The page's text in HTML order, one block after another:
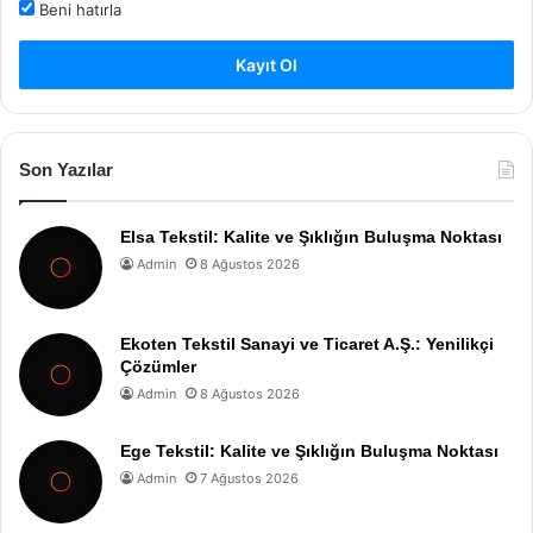
Beni hatırla
Kayıt Ol
Son Yazılar
Elsa Tekstil: Kalite ve Şıklığın Buluşma Noktası
Admin 8 Ağustos 2026
Ekoten Tekstil Sanayi ve Ticaret A.Ş.: Yenilikçi
Çözümler
Admin 8 Ağustos 2026
Ege Tekstil: Kalite ve Şıklığın Buluşma Noktası
Admin 7 Ağustos 2026